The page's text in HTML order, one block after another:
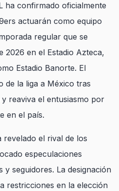
ha confirmado oficialmente
actuarán como equipo
regular que se
2026 en el Estadio Azteca,
Estadio Banorte. El
de la liga a México tras
reaviva el entusiasmo por
en el país.
revelado el rival de los
especulaciones
y seguidores. La designación
restricciones en la elección